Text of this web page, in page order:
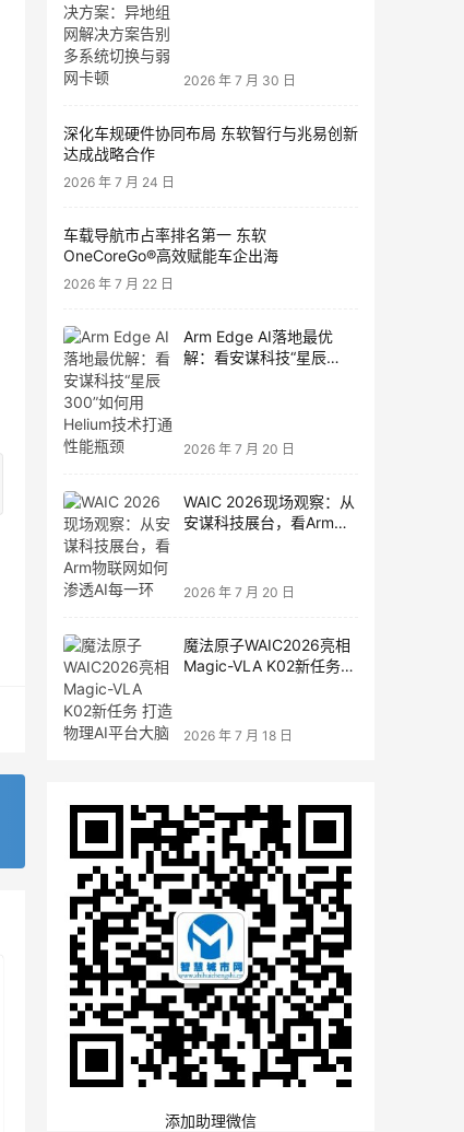
2026 年 7 月 30 日
深化车规硬件协同布局 东软智行与兆易创新
达成战略合作
2026 年 7 月 24 日
车载导航市占率排名第一 东软
OneCoreGo®高效赋能车企出海
2026 年 7 月 22 日
Arm Edge AI落地最优
解：看安谋科技“星辰
2026 年 7 月 20 日
WAIC 2026现场观察：从
安谋科技展台，看Arm物
2026 年 7 月 20 日
魔法原子WAIC2026亮相
Magic-VLA K02新任务
2026 年 7 月 18 日
添加助理微信